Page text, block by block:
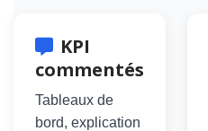
KPI
commentés
Tableaux de
bord, explication